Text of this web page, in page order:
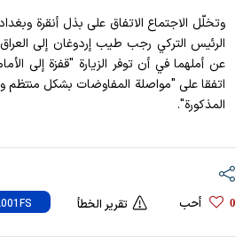
وتخلّل الاجتماع الاتفاق على بذل أنقرة
الرئيس التركي رجب طيب إردوغان إلى
عن أملهما في أن توفر الزيارة "قفزة إلى
اتفقا على "مواصلة المفاوضات بشكل منتظم
المذكورة".
0 أحب تقرير الخطأ